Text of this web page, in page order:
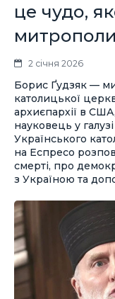
це чудо,
2 січня 2026
Борис Ґудзяк —
католицької
архиєпархії в
науковець у
Українського
на Еспресо
смерті, про
з Україною та